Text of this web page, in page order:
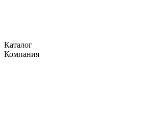
Каталог
Компания